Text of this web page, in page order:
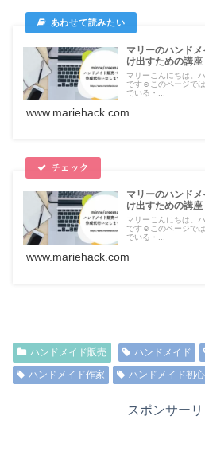
マリーのハンド
け出すための講
マリーこんにちは。
です☺このページで
でいる・...
www.mariehack.com
マリーのハンド
け出すための講
マリーこんにちは。
です☺このページで
でいる・...
www.mariehack.com
ハンドメイド販売 ハンドメイド
ハンドメイド作家
ハンドメイド初
スポンサーリ